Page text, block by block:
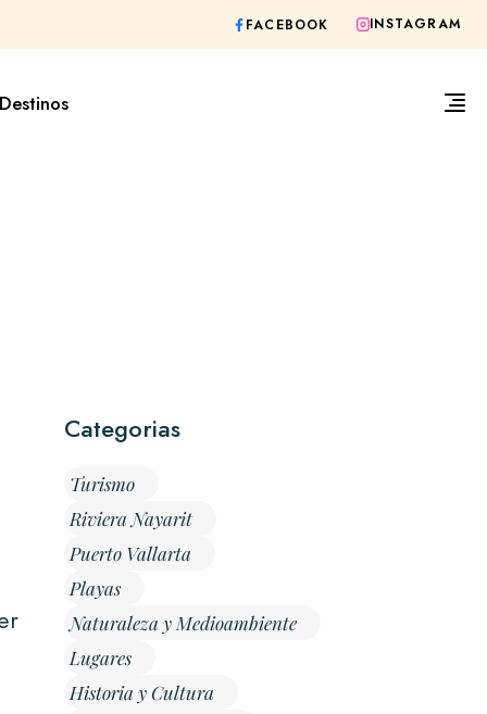
FACEBOOK INSTAGRAM
Categorias
Turismo
Riviera Nayarit
Puerto Vallarta
Playas
Naturaleza y Medioambiente
Lugares
Historia y Cultura